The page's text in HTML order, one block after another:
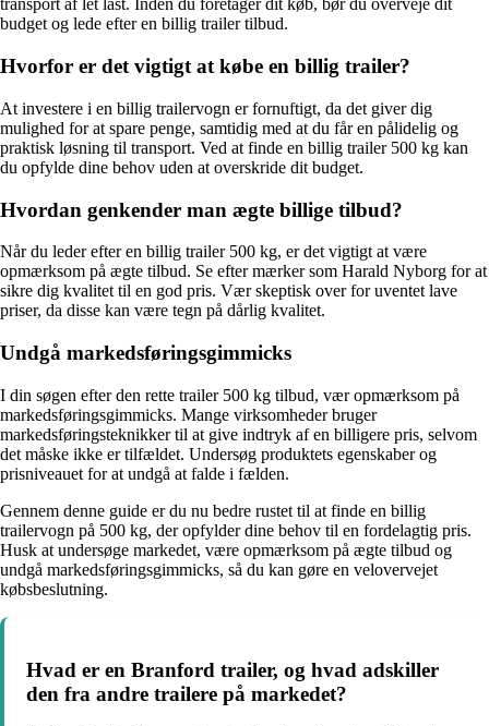
transport af let last. Inden du foretager dit køb, bør du overveje dit
budget og lede efter en billig trailer tilbud.
Hvorfor er det vigtigt at købe en billig trailer?
At investere i en billig trailervogn er fornuftigt, da det giver dig
mulighed for at spare penge, samtidig med at du får en pålidelig og
praktisk løsning til transport. Ved at finde en billig trailer 500 kg kan
du opfylde dine behov uden at overskride dit budget.
Hvordan genkender man ægte billige tilbud?
Når du leder efter en billig trailer 500 kg, er det vigtigt at være
opmærksom på ægte tilbud. Se efter mærker som Harald Nyborg for at
sikre dig kvalitet til en god pris. Vær skeptisk over for uventet lave
priser, da disse kan være tegn på dårlig kvalitet.
Undgå markedsføringsgimmicks
I din søgen efter den rette trailer 500 kg tilbud, vær opmærksom på
markedsføringsgimmicks. Mange virksomheder bruger
markedsføringsteknikker til at give indtryk af en billigere pris, selvom
det måske ikke er tilfældet. Undersøg produktets egenskaber og
prisniveauet for at undgå at falde i fælden.
Gennem denne guide er du nu bedre rustet til at finde en billig
trailervogn på 500 kg, der opfylder dine behov til en fordelagtig pris.
Husk at undersøge markedet, være opmærksom på ægte tilbud og
undgå markedsføringsgimmicks, så du kan gøre en velovervejet
købsbeslutning.
Hvad er en Branford trailer, og hvad adskiller
den fra andre trailere på markedet?